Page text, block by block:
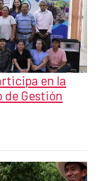
en la
Gestión